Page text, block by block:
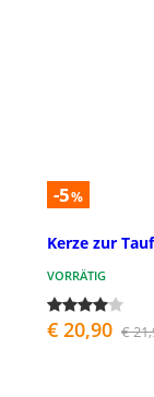
-5%
Kerze zur
VORRÄTIG
€ 20,90 €